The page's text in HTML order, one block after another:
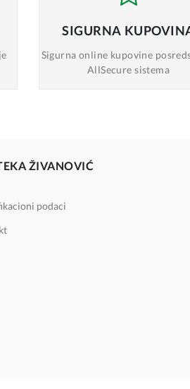
SIGURNA
Sigurna online kupovine
AllSecure sistema
ŽIVANOVIĆ
podaci